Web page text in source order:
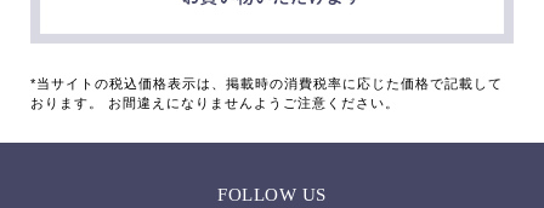
*当サイトの税込価格表示は、掲載時の消費税率に応じた価格で記載して
おります。 お間違えになりませんようご注意ください。
FOLLOW US